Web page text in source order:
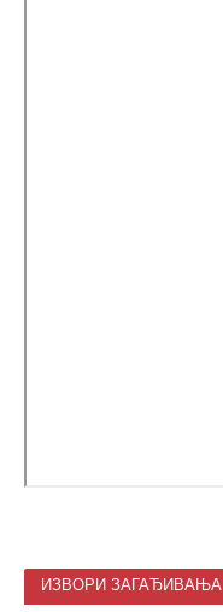
ИЗВОРИ ЗАГАЂИВАЊА